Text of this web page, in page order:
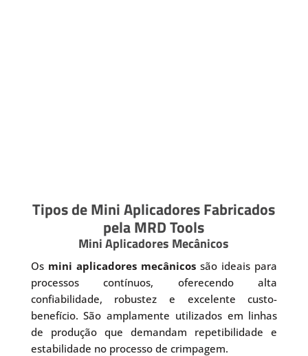
Tipos de Mini Aplicadores Fabricados
pela MRD Tools
Mini Aplicadores Mecânicos
Os mini aplicadores mecânicos são ideais para
processos contínuos, oferecendo alta
confiabilidade, robustez e excelente custo-
benefício. São amplamente utilizados em linhas
de produção que demandam repetibilidade e
estabilidade no processo de crimpagem.